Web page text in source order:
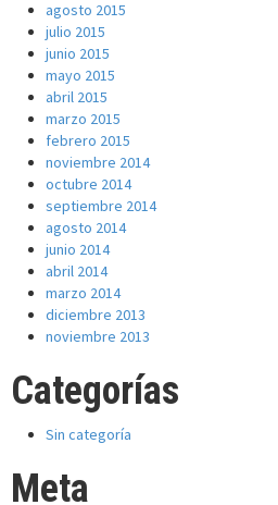
agosto 2015
julio 2015
junio 2015
mayo 2015
abril 2015
marzo 2015
febrero 2015
noviembre 2014
octubre 2014
septiembre 2014
agosto 2014
junio 2014
abril 2014
marzo 2014
diciembre 2013
noviembre 2013
Categorías
Sin categoría
Meta